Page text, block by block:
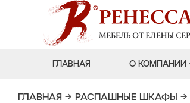
ГЛАВНАЯ О КОМПАНИИ
ГЛАВНАЯ → РАСПАШНЫЕ ШКАФЫ →